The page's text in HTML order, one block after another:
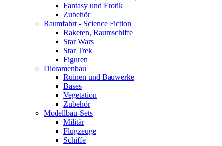
Fantasy und Erotik
Zubehör
Raumfahrt - Science Fiction
Raketen, Raumschiffe
Star Wars
Star Trek
Figuren
Dioramenbau
Ruinen und Bauwerke
Bases
Vegetation
Zubehör
Modellbau-Sets
Militär
Flugzeuge
Schiffe